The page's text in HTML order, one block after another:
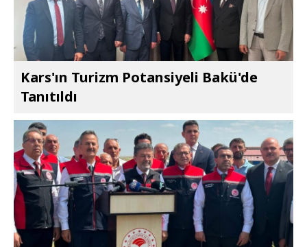
Kars'ın Turizm Potansiyeli Bakü'de
Tanıtıldı